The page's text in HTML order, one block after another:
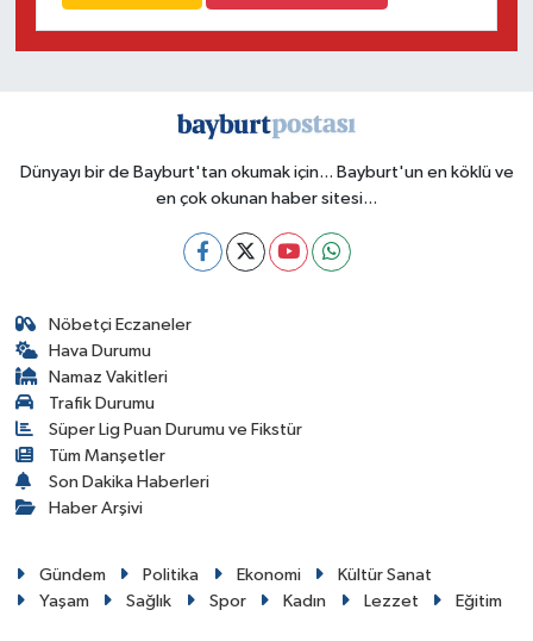
Dünyayı bir de Bayburt'tan okumak için... Bayburt'un en köklü ve
en çok okunan haber sitesi...
Nöbetçi Eczaneler
Hava Durumu
Namaz Vakitleri
Trafik Durumu
Süper Lig Puan Durumu ve Fikstür
Tüm Manşetler
Son Dakika Haberleri
Haber Arşivi
Gündem Politika Ekonomi
Kültür Sanat
Yaşam
Sağlık Spor Kadın Lezzet Eğitim